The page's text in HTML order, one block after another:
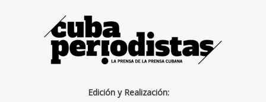
Edición y Realización: